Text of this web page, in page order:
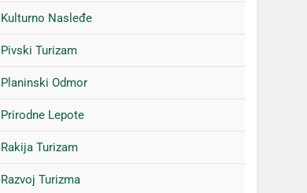
Kulturno Nasleđe
Pivski Turizam
Planinski Odmor
Prirodne Lepote
Rakija Turizam
Razvoj Turizma